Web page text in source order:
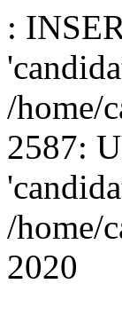
:
/home/
2587:
/home/
2020